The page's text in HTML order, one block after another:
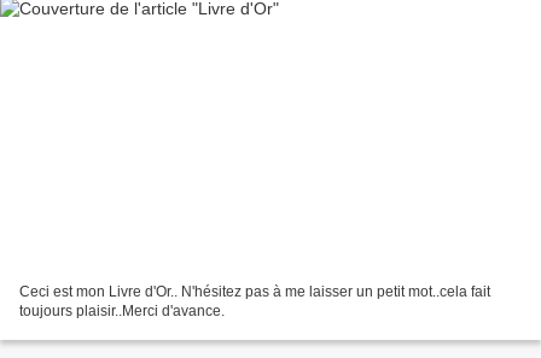
Ceci est mon Livre d'Or.. N'hésitez pas à me laisser un petit mot..cela fait
toujours plaisir..Merci d'avance.